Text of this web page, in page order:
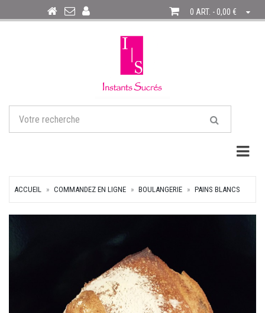
0 ART. - 0,00 €
ACCUEIL COMMANDEZ EN LIGNE BOULANGERIE PAINS BLANCS